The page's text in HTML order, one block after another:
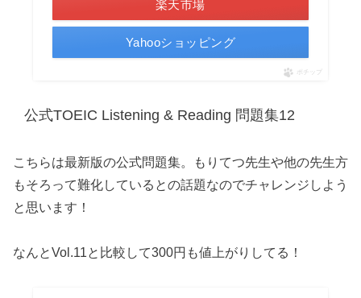
楽天市場
Yahooショッピング
ポチップ
公式TOEIC Listening & Reading 問題集12
こちらは最新版の公式問題集。もりてつ先生や他の先生方
もそろって難化しているとの話題なのでチャレンジしよう
と思います！
なんとVol.11と比較して300円も値上がりしてる！